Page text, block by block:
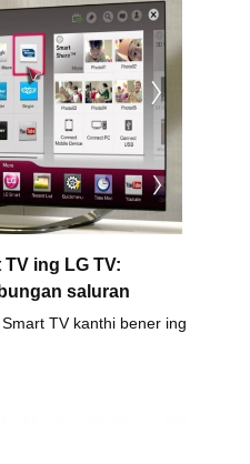
ing LG TV:
saluran
TV kanthi bener ing